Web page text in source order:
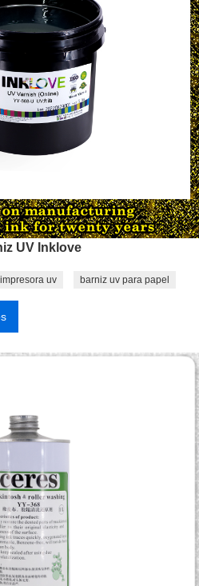
UV Inklove
uv barniz uv para papel